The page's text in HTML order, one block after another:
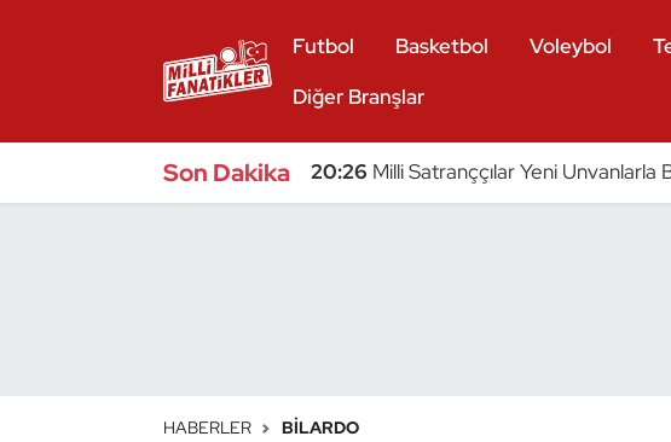
Futbol Basketbol Voleybol
Diğer Branşlar
Son Dakika 20:26 Milli Satranççılar Yeni Unvanlarla
HABERLER BILARDO